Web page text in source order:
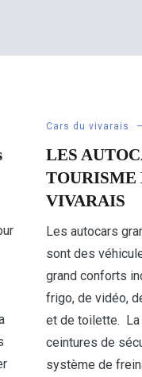
Cars du vivarais
LES
TOURISME
VIVARAIS
Les autocars
sont des
grand conforts
frigo, de vidéo,
et de toilette.
ceintures de
système de